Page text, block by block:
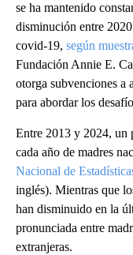
se ha mantenido
disminución entre
covid-19, según
Fundación Annie E.
otorga subvenciones a
para abordar los
Entre 2013 y 2024, un
cada año de madres
Nacional de
inglés). Mientras que
han disminuido en la
pronunciada entre
extranjeras.